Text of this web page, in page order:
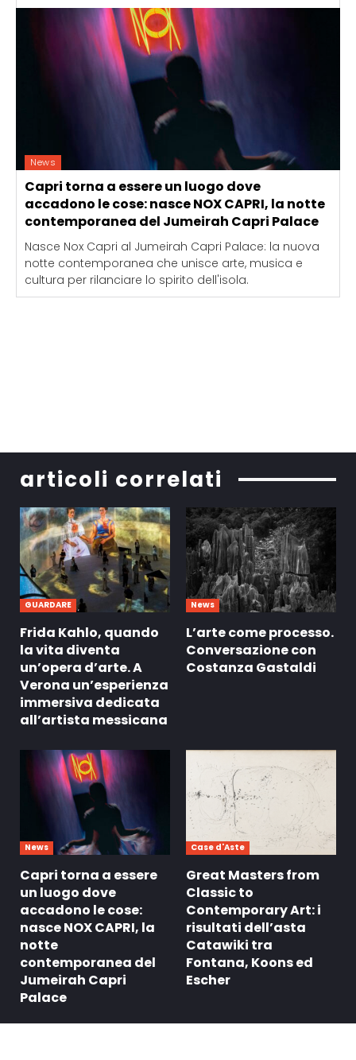
News
Capri torna a essere un luogo dove
accadono le cose: nasce NOX CAPRI, la notte
contemporanea del Jumeirah Capri Palace
Nasce Nox Capri al Jumeirah Capri Palace: la nuova
notte contemporanea che unisce arte, musica e
cultura per rilanciare lo spirito dell'isola.
articoli correlati
GUARDARE
Frida Kahlo, quando
la vita diventa
un’opera d’arte. A
Verona un’esperienza
immersiva dedicata
all’artista messicana
News
L’arte come processo.
Conversazione con
Costanza Gastaldi
News
Capri torna a essere
un luogo dove
accadono le cose:
nasce NOX CAPRI, la
notte
contemporanea del
Jumeirah Capri
Palace
Case d'Aste
Great Masters from
Classic to
Contemporary Art: i
risultati dell’asta
Catawiki tra
Fontana, Koons ed
Escher